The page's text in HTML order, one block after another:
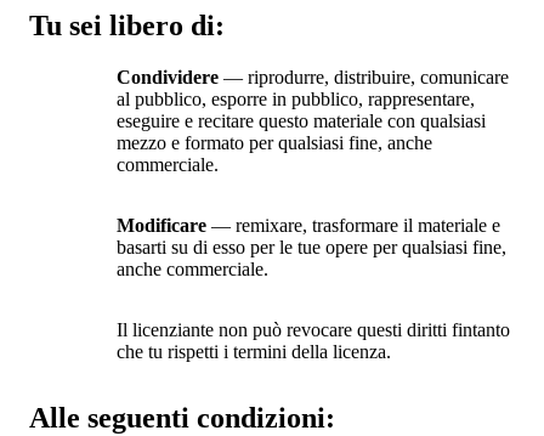
Tu sei libero di:
Condividere — riprodurre, distribuire, comunicare
al pubblico, esporre in pubblico, rappresentare,
eseguire e recitare questo materiale con qualsiasi
mezzo e formato per qualsiasi fine, anche
commerciale.
Modificare — remixare, trasformare il materiale e
basarti su di esso per le tue opere per qualsiasi fine,
anche commerciale.
Il licenziante non può revocare questi diritti fintanto
che tu rispetti i termini della licenza.
Alle seguenti condizioni: